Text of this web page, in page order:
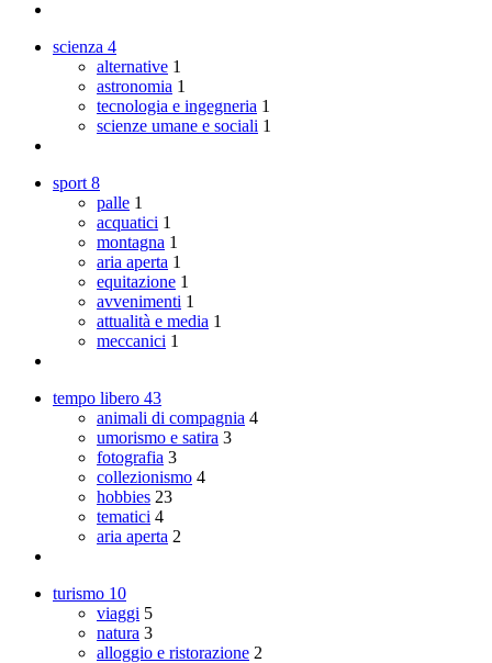
scienza 4
alternative 1
astronomia 1
tecnologia e ingegneria 1
scienze umane e sociali 1
sport 8
palle 1
acquatici 1
montagna 1
aria aperta 1
equitazione 1
avvenimenti 1
attualità e media 1
meccanici 1
tempo libero 43
animali di compagnia 4
umorismo e satira 3
fotografia 3
collezionismo 4
hobbies 23
tematici 4
aria aperta 2
turismo 10
viaggi 5
natura 3
alloggio e ristorazione 2